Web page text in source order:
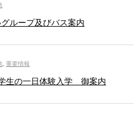
ループ及びバス案内
重要情報
の一日体験入学 御案内